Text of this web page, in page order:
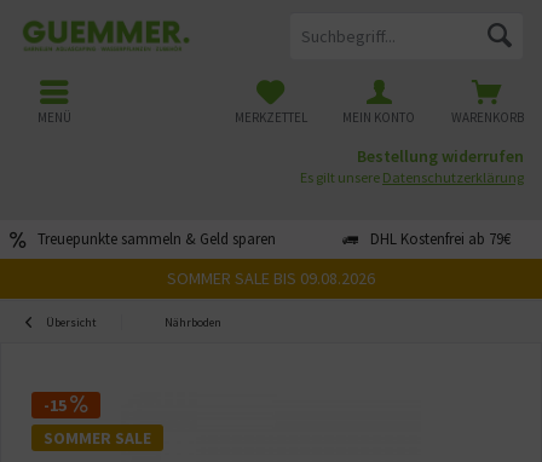
Treuepunkte sammeln & Geld sparen DHL Kostenfrei ab 79€
WARENKORB
MERKZETTEL MEIN KONTO
MENÜ
Bestellung widerrufen
Es gilt unsere Datenschutzerklärung
SOMMER SALE BIS 09.08.2026
Übersicht Nährboden
-15
SOMMER SALE